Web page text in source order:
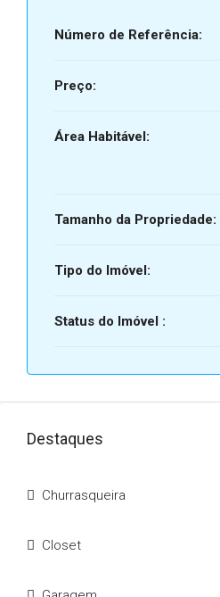
Número de Referência:
Preço:
Área Habitável:
Tamanho da Propriedade:
Tipo do Imóvel:
Status do Imóvel :
Destaques
Churrasqueira
Closet